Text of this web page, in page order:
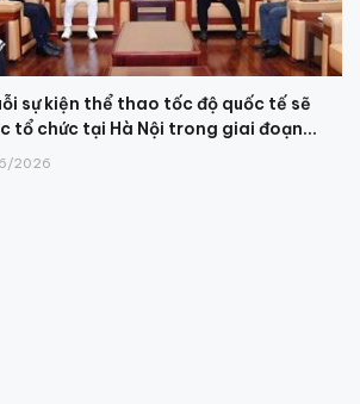
sự kiện thể thao tốc độ quốc tế sẽ
tổ chức tại Hà Nội trong giai đoạn...
2026